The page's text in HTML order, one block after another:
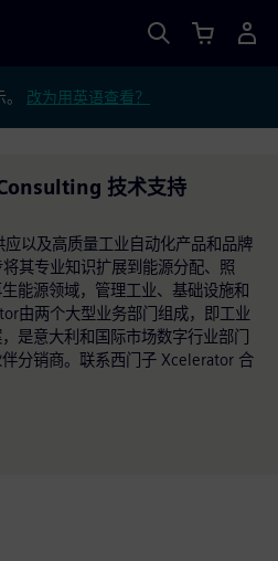
改为用英语查看？
技术支持
以及高质量工业自动化产品和品牌
其专业知识扩展到能源分配、照
能源领域，管理工业、基础设施和
由两个大型业务部门组成，即工业
是意大利和国际市场数字行业部门
分销商。联系西门子 Xcelerator 合